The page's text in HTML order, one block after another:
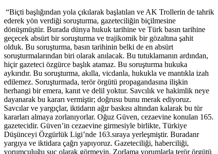
“Biçti başlığından yola çıkılarak başlatılan ve AK Trollerin de tahrik
ederek yön verdiği soruşturma, gazeteciliğin biçilmesine
dönüşmüştür. Burada dünya hukuk tarihine ve Türk basın tarihine
geçecek absürt bir soruşturma ve trajikomik bir gözaltına şahit
olduk. Bu soruşturma, basın tarihinin belki de en absürt
soruşturmalarından biri olarak anılacak. Bu tutuklamanın ardından,
hiçir gazeteci özgürce başlık atamaz. Bu soruşturma hukuka
aykırıdır. Bu soruşturma, akılla, vicdanla, hukukla ve mantıkla izah
edilemez. Soruşturmada, terör örgütü propagandasına ilişkin
herhangi bir emera, kanıt ve delil yoktur. Savcılık ve hakimlik neye
dayanarak bu kararı vermiştir; doğrusu bunu merak ediyoruz.
Savcılar ve yargıçlar, iktidarın ağır baskısı altından kalarak bu tür
kararları almaya zorlanıyorlar. Oğuz Güven, cezaevine konulan 165.
gazetecidir. Güven’in cezaevine girmesiyle birlikte, Türkiye
Düşünceyi Özgürlük Ligi’nde 163.sıraya yerleşmiştir. Buradanr
yargıya ve iktidara çağrı yapıyoruz. Gazeteciliği, haberciliği,
yorumculuğu suç olarak görmeyin. Zorlama yorumlarla terör örgütü